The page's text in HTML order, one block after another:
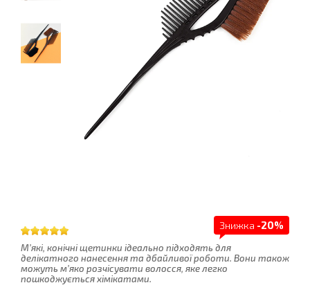
Знижка -20%
М’які, конічні щетинки ідеально підходять для
делікатного нанесення та дбайливої ​​роботи. Вони також
можуть м’яко розчісувати волосся, яке легко
пошкоджується хімікатами.